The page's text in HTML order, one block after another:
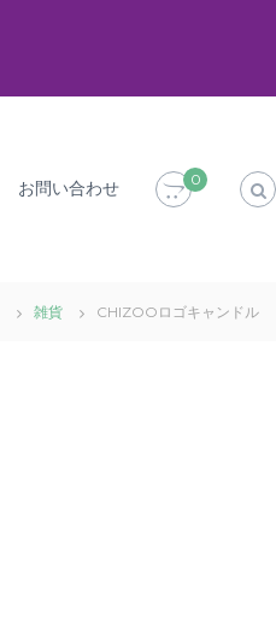
お問い合わせ 0
雑貨 CHIZOOロゴキャンドル